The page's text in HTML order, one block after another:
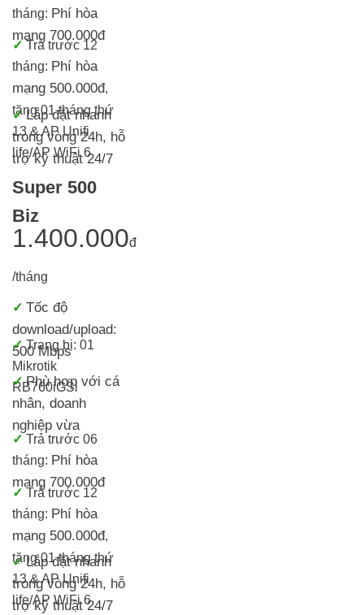
tháng: Phí hòa
mạng 700.000đ
✓ Trả trước 12
tháng: Phí hòa
mạng 500.000đ,
tặng 01 tháng thứ
13 & AP Unifi
life/AP WiFi 6
✓Lắp đặt nhanh
trong vòng 24h, hỗ
trợ kỹ thuật 24/7
Super 500
Biz
1.400.000đ
/tháng
✓ Tốc độ
download/upload:
500 Mbps
✓Trang bị: 01
Mikrotik
RB760iGSi
✓Phù hợp với cá
nhân, doanh
nghiệp vừa
✓ Trả trước 06
tháng: Phí hòa
mạng 700.000đ
✓ Trả trước 12
tháng: Phí hòa
mạng 500.000đ,
tặng 01 tháng thứ
13 & AP Unifi
life/AP WiFi 6
✓ Lắp đặt nhanh
trong vòng 24h, hỗ
trợ kỹ thuật 24/7